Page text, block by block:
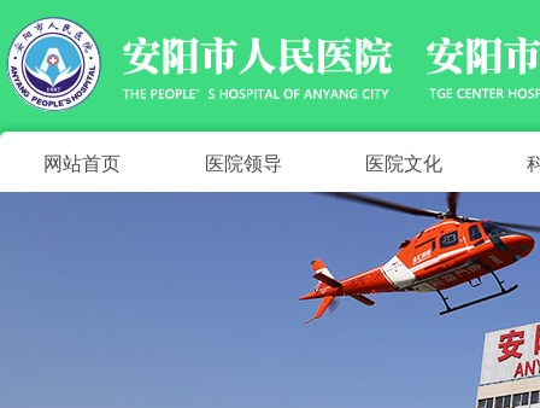
网站首页 医院领导 医院文化